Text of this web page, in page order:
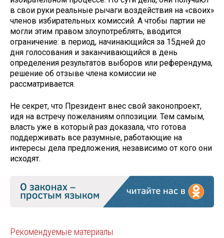
в свои руки реальные рычаги воздействия на «своих»
членов избирательных комиссий. А чтобы партии не
могли этим правом злоупотреблять, вводится
ограничение: в период, начинающийся за 15дней до
дня голосования и заканчивающийся в день
определения результатов выборов или референдума,
решение об отзыве члена комиссии не
рассматривается.
Не секрет, что Президент внес свой законопроект,
идя на встречу пожеланиям оппозиции. Тем самым,
власть уже в который раз доказала, что готова
поддерживать все разумные, работающие на
интересы дела предложения, независимо от кого они
исходят.
Рекомендуемые материалы